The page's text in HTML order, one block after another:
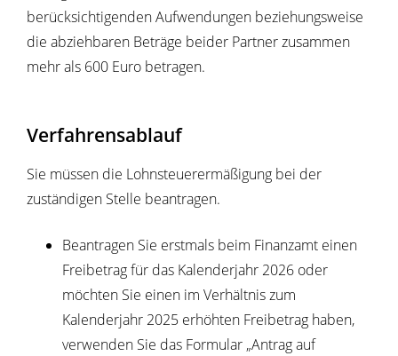
berücksichtigenden Aufwendungen beziehungsweise
die abziehbaren Beträge beider Partner zusammen
mehr als 600 Euro betragen.
Verfahrensablauf
Sie müssen die Lohnsteuerermäßigung bei der
zuständigen Stelle beantragen.
Beantragen Sie erstmals beim Finanzamt einen
Freibetrag für das Kalenderjahr 2026 oder
möchten Sie einen im Verhältnis zum
Kalenderjahr 2025 erhöhten Freibetrag haben,
verwenden Sie das Formular „Antrag auf